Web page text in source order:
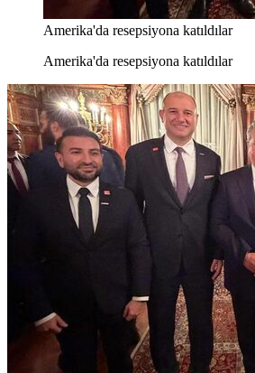
Amerika'da resepsiyona katıldılar
Amerika'da resepsiyona katıldılar